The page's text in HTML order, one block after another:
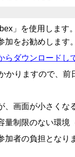
」を使用します。
をお勧めします。
ダウンロードし
りますので、前
、画面が小さくな
量制限のない環境
加者の負担となり